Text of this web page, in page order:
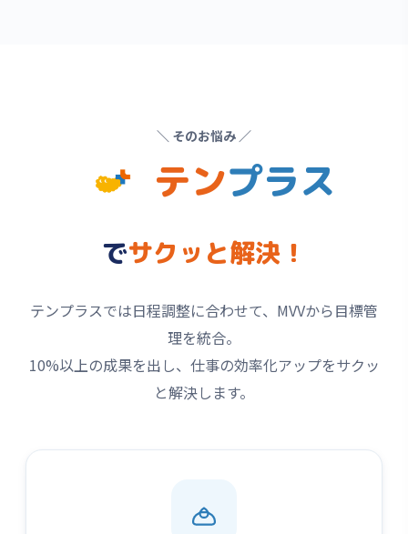
＼ そのお悩み ／
テンプラス
でサクッと解決！
テンプラスでは日程調整に合わせて、MVVから目標管
理を統合。
10%以上の成果を出し、仕事の効率化アップをサクッ
と解決します。